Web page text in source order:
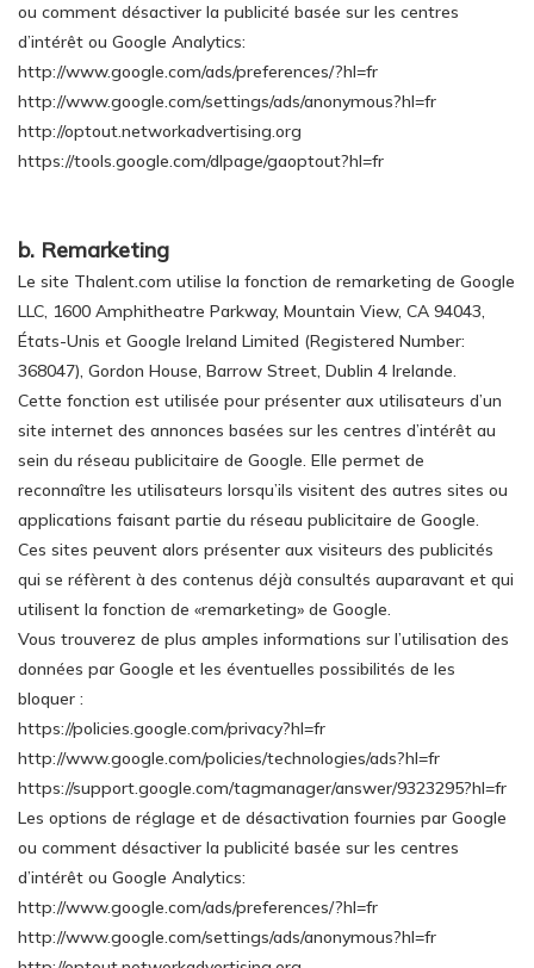
ou comment désactiver la publicité basée sur les centres
d’intérêt ou Google Analytics:
http://www.google.com/ads/preferences/?hl=fr
http://www.google.com/settings/ads/anonymous?hl=fr
http://optout.networkadvertising.org
https://tools.google.com/dlpage/gaoptout?hl=fr
b. Remarketing
Le site Thalent.com utilise la fonction de remarketing de Google
LLC, 1600 Amphitheatre Parkway, Mountain View, CA 94043,
États-Unis et Google Ireland Limited (Registered Number:
368047), Gordon House, Barrow Street, Dublin 4 Irelande.
Cette fonction est utilisée pour présenter aux utilisateurs d’un
site internet des annonces basées sur les centres d’intérêt au
sein du réseau publicitaire de Google. Elle permet de
reconnaître les utilisateurs lorsqu’ils visitent des autres sites ou
applications faisant partie du réseau publicitaire de Google.
Ces sites peuvent alors présenter aux visiteurs des publicités
qui se réfèrent à des contenus déjà consultés auparavant et qui
utilisent la fonction de «remarketing» de Google.
Vous trouverez de plus amples informations sur l’utilisation des
données par Google et les éventuelles possibilités de les
bloquer :
https://policies.google.com/privacy?hl=fr
http://www.google.com/policies/technologies/ads?hl=fr
https://support.google.com/tagmanager/answer/9323295?hl=fr
Les options de réglage et de désactivation fournies par Google
ou comment désactiver la publicité basée sur les centres
d’intérêt ou Google Analytics:
http://www.google.com/ads/preferences/?hl=fr
http://www.google.com/settings/ads/anonymous?hl=fr